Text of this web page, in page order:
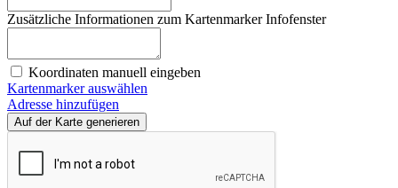
Zusätzliche Informationen zum Kartenmarker Infofenster
Koordinaten manuell eingeben
Kartenmarker auswählen
Adresse hinzufügen